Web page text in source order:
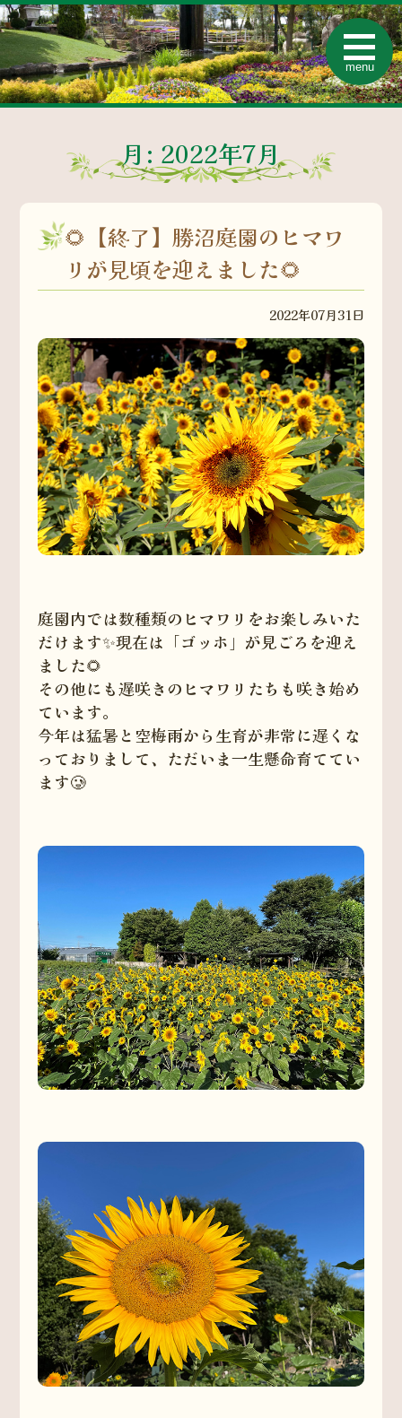
t
o
g
g
l
e
menu
月: 2022年7月
🌻【終了】勝沼庭園のヒマワ
リが見頃を迎えました🌻
2022年07月31日
庭園内では数種類のヒマワリをお楽しみいた
だけます✨現在は「ゴッホ」が見ごろを迎え
ました🌻
その他にも遅咲きのヒマワリたちも咲き始め
ています。
今年は猛暑と空梅雨から生育が非常に遅くな
っておりまして、ただいま一生懸命育ててい
ます🥲